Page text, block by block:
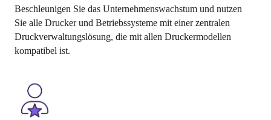
Beschleunigen Sie das Unternehmenswachstum und nutzen
Sie alle Drucker und Betriebssysteme mit einer zentralen
Druckverwaltungslösung, die mit allen Druckermodellen
kompatibel ist.